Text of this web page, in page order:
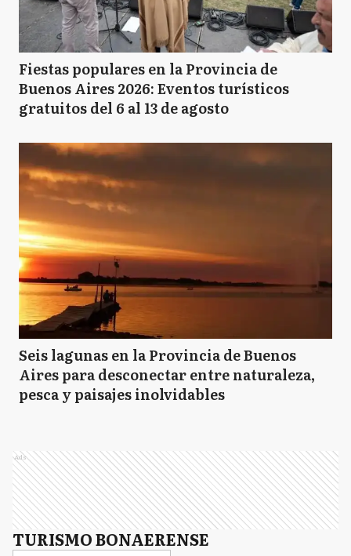
Fiestas populares en la Provincia de
Buenos Aires 2026: Eventos turísticos
gratuitos del 6 al 13 de agosto
Seis lagunas en la Provincia de Buenos
Aires para desconectar entre naturaleza,
pesca y paisajes inolvidables
Ads
TURISMO BONAERENSE